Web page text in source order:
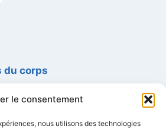
le consentement
nous utilisons des technologies
du corps